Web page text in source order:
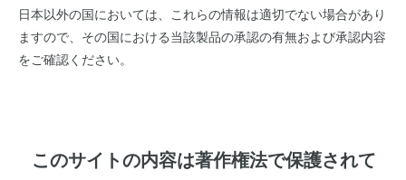
日本以外の国においては、これらの情報は適切でない場合があり
ますので、その国における当該製品の承認の有無および承認内容
をご確認ください。
このサイトの内容は著作権法で保護されて